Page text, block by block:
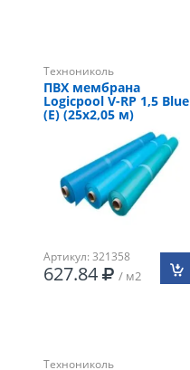
Технониколь
ПВХ мембрана
Logicpool V-RP 1,5 Blue
(Е) (25х2,05 м)
Артикул: 321358
627.84 / м2
Технониколь